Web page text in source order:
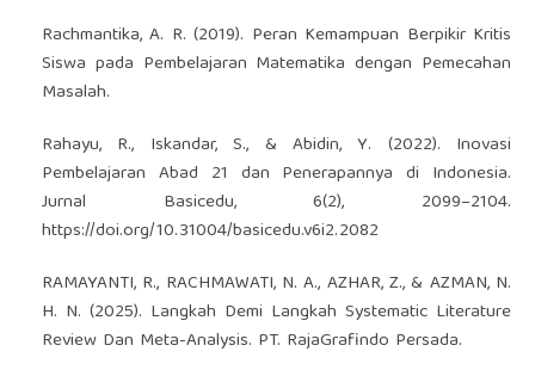
Rachmantika, A. R. (2019). Peran Kemampuan Berpikir Kritis
Siswa pada Pembelajaran Matematika dengan Pemecahan
Masalah.
Rahayu, R., Iskandar, S., & Abidin, Y. (2022). Inovasi
Pembelajaran Abad 21 dan Penerapannya di Indonesia.
Jurnal Basicedu, 6(2), 2099–2104.
https://doi.org/10.31004/basicedu.v6i2.2082
RAMAYANTI, R., RACHMAWATI, N. A., AZHAR, Z., & AZMAN, N.
H. N. (2025). Langkah Demi Langkah Systematic Literature
Review Dan Meta-Analysis. PT. RajaGrafindo Persada.